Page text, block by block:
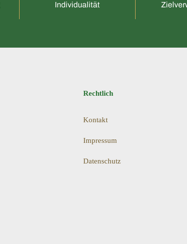
Individualität
Rechtlich
Kontakt
Impressum
Datenschutz